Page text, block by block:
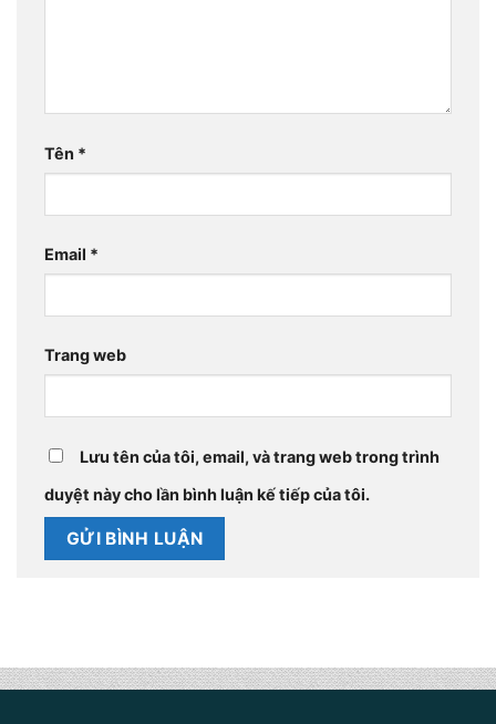
Tên *
Email *
Trang web
Lưu tên của tôi, email, và trang web trong trình
duyệt này cho lần bình luận kế tiếp của tôi.